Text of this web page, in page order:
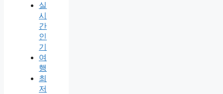
실
시
간
인
기
여
행
최
저